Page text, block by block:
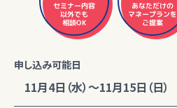
セミナー内容
以外でも
相談OK
あなただけの
マネープランを
ご提案
申し込み可能日
11月4日（水）～11月15日（日）